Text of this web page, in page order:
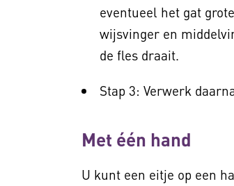
eventueel het gat
wijsvinger en
de fles draait.
Stap 3: Verwerk
Met één hand
U kunt een eitje op een